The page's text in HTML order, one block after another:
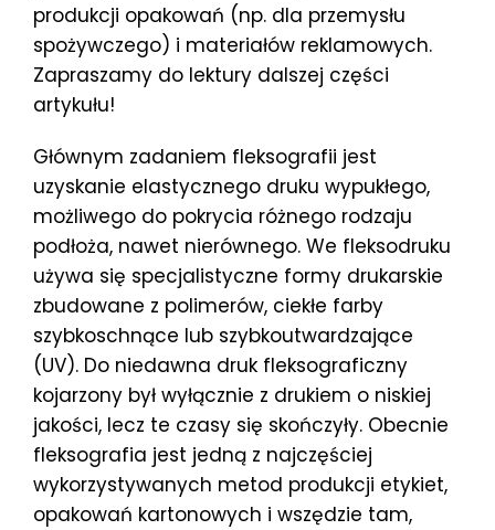
produkcji opakowań (np. dla przemysłu
spożywczego) i materiałów reklamowych.
Zapraszamy do lektury dalszej części
artykułu!
Głównym zadaniem fleksografii jest
uzyskanie elastycznego druku wypukłego,
możliwego do pokrycia różnego rodzaju
podłoża, nawet nierównego. We fleksodruku
używa się specjalistyczne formy drukarskie
zbudowane z polimerów, ciekłe farby
szybkoschnące lub szybkoutwardzające
(UV). Do niedawna druk fleksograficzny
kojarzony był wyłącznie z drukiem o niskiej
jakości, lecz te czasy się skończyły. Obecnie
fleksografia jest jedną z najczęściej
wykorzystywanych metod produkcji etykiet,
opakowań kartonowych i wszędzie tam,